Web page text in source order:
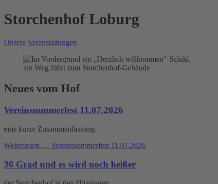
Storchenhof Loburg
Unsere Veranstaltungen
Neues vom Hof
Vereinssommerfest 11.07.2026
eine kurze Zusammenfassung
Weiterlesen … Vereinssommerfest 11.07.2026
36 Grad und es wird noch heißer